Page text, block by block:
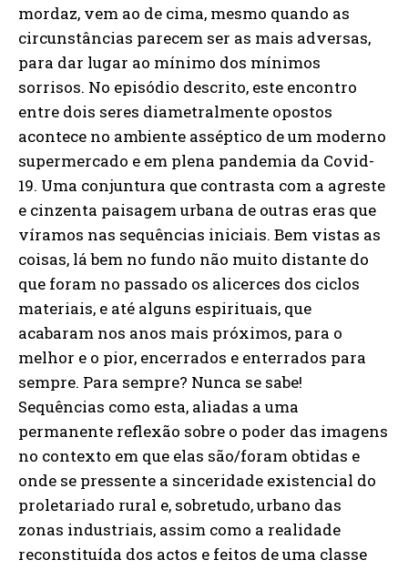
mordaz, vem ao de cima, mesmo quando as
circunstâncias parecem ser as mais adversas,
para dar lugar ao mínimo dos mínimos
sorrisos. No episódio descrito, este encontro
entre dois seres diametralmente opostos
acontece no ambiente asséptico de um moderno
supermercado e em plena pandemia da Covid-
19. Uma conjuntura que contrasta com a agreste
e cinzenta paisagem urbana de outras eras que
víramos nas sequências iniciais. Bem vistas as
coisas, lá bem no fundo não muito distante do
que foram no passado os alicerces dos ciclos
materiais, e até alguns espirituais, que
acabaram nos anos mais próximos, para o
melhor e o pior, encerrados e enterrados para
sempre. Para sempre? Nunca se sabe!
Sequências como esta, aliadas a uma
permanente reflexão sobre o poder das imagens
no contexto em que elas são/foram obtidas e
onde se pressente a sinceridade existencial do
proletariado rural e, sobretudo, urbano das
zonas industriais, assim como a realidade
reconstituída dos actos e feitos de uma classe